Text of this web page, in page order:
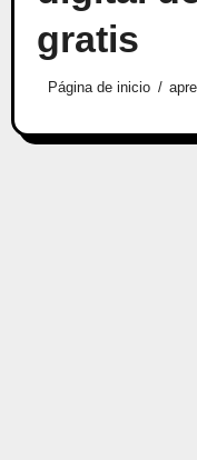
gratis
Página de inicio